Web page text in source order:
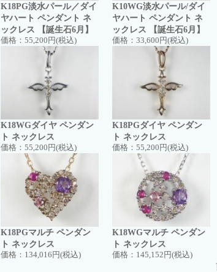
K18PG淡水パール／ダイ
ヤハート ペンダント ネ
ックレス 【誕生石6月】
価格： 55,200円(税込)
K10WG淡水パール/ダイ
ヤハート ペンダント ネ
ックレス 【誕生石6月】
価格： 33,600円(税込)
K18WGダイヤ ペンダン
ト ネックレス
価格： 55,200円(税込)
K18PGダイヤ ペンダン
ト ネックレス
価格： 55,200円(税込)
K18PGマルチ ペンダン
ト ネックレス
価格： 134,016円(税込)
K18WGマルチ ペンダン
ト ネックレス
価格： 145,152円(税込)